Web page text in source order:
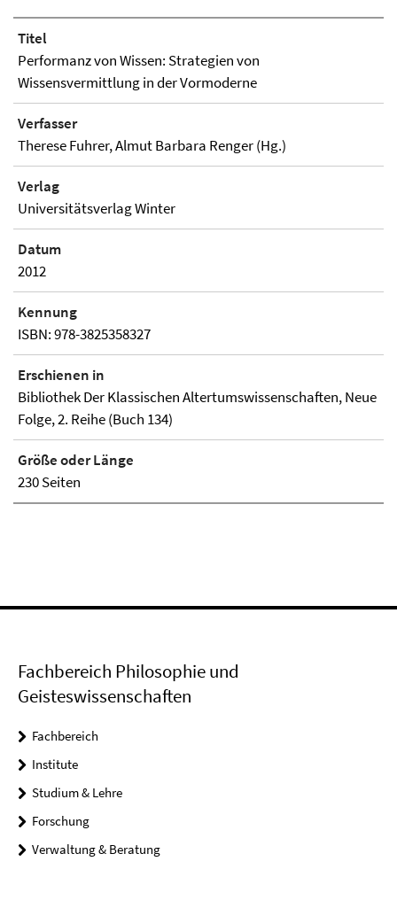
Titel
Performanz von Wissen: Strategien von
Wissensvermittlung in der Vormoderne
Verfasser
Therese Fuhrer, Almut Barbara Renger (Hg.)
Verlag
Universitätsverlag Winter
Datum
2012
Kennung
ISBN: 978-3825358327
Erschienen in
Bibliothek Der Klassischen Altertumswissenschaften, Neue
Folge, 2. Reihe (Buch 134)
Größe oder Länge
230 Seiten
Fachbereich Philosophie und
Geisteswissenschaften
Fachbereich
Institute
Studium & Lehre
Forschung
Verwaltung & Beratung